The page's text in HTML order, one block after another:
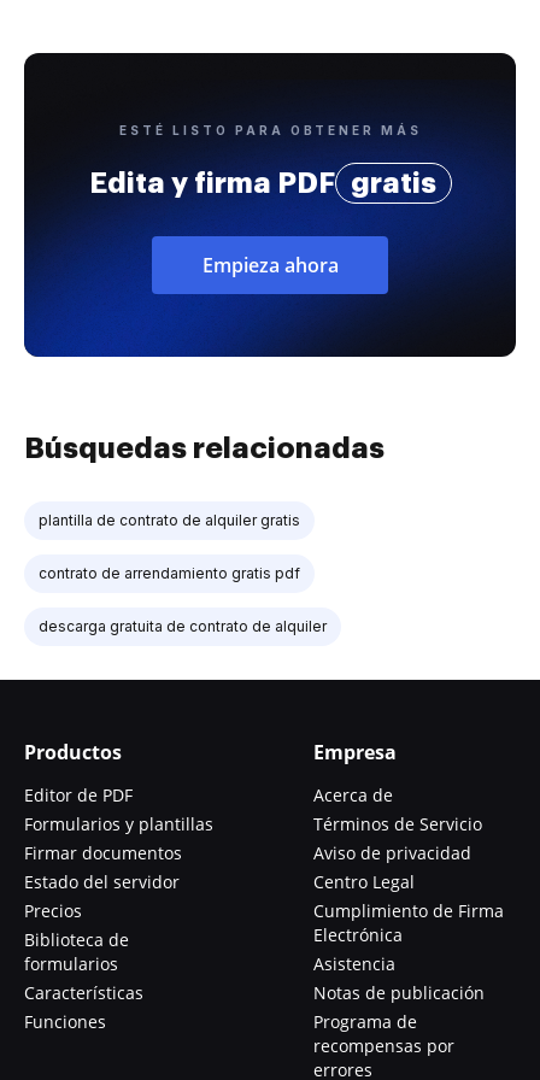
ESTÉ LISTO PARA OBTENER MÁS
Edita y firma PDF gratis
Empieza ahora
Búsquedas relacionadas
plantilla de contrato de alquiler gratis
contrato de arrendamiento gratis pdf
descarga gratuita de contrato de alquiler
Productos
Editor de PDF
Formularios y plantillas
Firmar documentos
Estado del servidor
Precios
Biblioteca de
formularios
Características
Funciones
Empresa
Acerca de
Términos de Servicio
Aviso de privacidad
Centro Legal
Cumplimiento de Firma
Electrónica
Asistencia
Notas de publicación
Programa de
recompensas por
errores